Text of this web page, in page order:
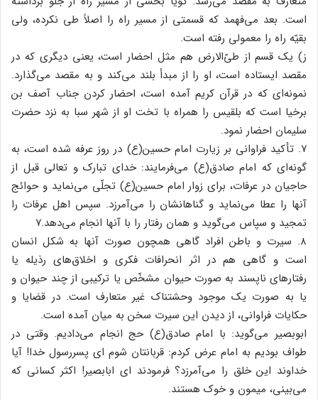
است. بعد می‌فهمد که قسمتی از مسیر راه را اصلاً طی نکرده، ولی
بقیّه راه را معمولی رفته است.
ز) یک قسم از طیّ‌الارض هم مثل احضار است، یعنی دیگری که در
مقصد ایستاده است، او را از مبدأ بلند می‌کند و به مقصد می‌گذارد.
نمونه‌ای که در قرآن کریم آمده است، احضار کردن جناب آصف بن
برخیا است که بلقیس را همراه با تخت او از شهر سبا به نزد حضرت
سلیمان احضار نمود.
۷. تأکید فراوانی بر زیارت امام حسین(ع) در روز عرفه شده است، به
گونه‌ای که امام صادق(ع) می‌فرمایند: خدای تبارک و تعالی قبل از
حاجیان در عرفات، برای زوار امام حسین(ع) تجلّی می‌نماید و حوائج
آنها را عطا می‌نماید و گناهانشان را می‌آمرزد. سپس اهل عرفات را
تمجید و سپاس می‌گوید و همان رفتار را با آنها انجام می‌دهد.۷
۸. سیرت و باطن افراد گاهی همچون صورت آنها به شکل انسان
است و گاهی هم در اثر انحرافات فکری و اخلاق‌های رذیله یا
رفتارهای ناپسند به صورت حیوان مشخّص یا ترکیبی از چند حیوان و
یا به صورت یک موجود وحشتناک غیر متعارف است. در قضایا و
حکایات فراوانی، از دیدن این سیرت سخن به میان آمده است.
ابوبصیر می‌گوید: با امام صادق(ع) حج انجام می‌دادیم. وقتی در
طواف بودیم به امام عرض کردم: قربانتان شوم ای پسررسول خدا! آیا
خداوند این خلق را می‌آمرزد؟ فرمودند ای ابابصیر! اکثر کسانی که
می‌بینی، میمون و خوک هستند.